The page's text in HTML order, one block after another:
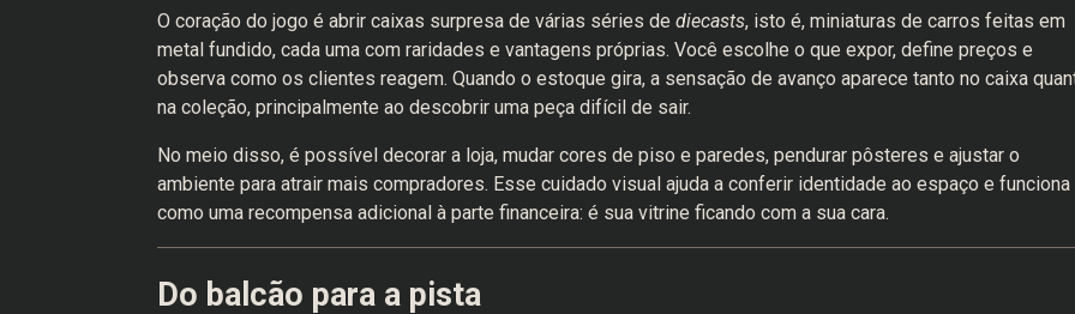
O coração do jogo é abrir caixas surpresa de várias séries de diecasts, isto é, miniaturas de carros feitas em
metal fundido, cada uma com raridades e vantagens próprias. Você escolhe o que expor, define preços e
observa como os clientes reagem. Quando o estoque gira, a sensação de avanço aparece tanto no caixa
na coleção, principalmente ao descobrir uma peça difícil de sair.
No meio disso, é possível decorar a loja, mudar cores de piso e paredes, pendurar pôsteres e ajustar o
ambiente para atrair mais compradores. Esse cuidado visual ajuda a conferir identidade ao espaço e funciona
como uma recompensa adicional à parte financeira: é sua vitrine ficando com a sua cara.
Do balcão para a pista